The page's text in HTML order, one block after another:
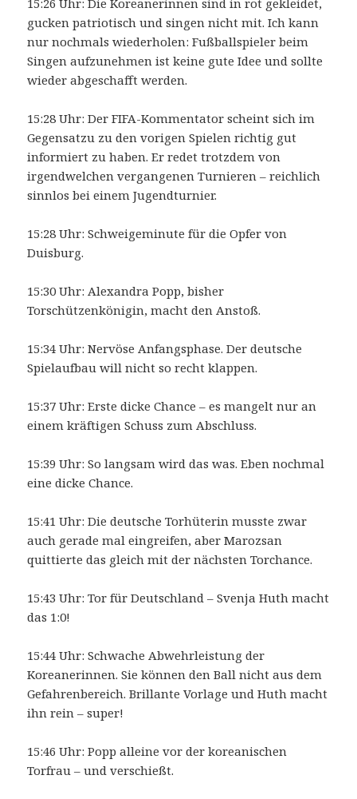
gucken patriotisch und singen nicht mit. Ich kann
nur nochmals wiederholen: Fußballspieler beim
Singen aufzunehmen ist keine gute Idee und sollte
wieder abgeschafft werden.
15:28 Uhr: Der FIFA-Kommentator scheint sich im
Gegensatzu zu den vorigen Spielen richtig gut
informiert zu haben. Er redet trotzdem von
irgendwelchen vergangenen Turnieren – reichlich
sinnlos bei einem Jugendturnier.
15:28 Uhr: Schweigeminute für die Opfer von
Duisburg.
15:30 Uhr: Alexandra Popp, bisher
Torschützenkönigin, macht den Anstoß.
15:34 Uhr: Nervöse Anfangsphase. Der deutsche
Spielaufbau will nicht so recht klappen.
15:37 Uhr: Erste dicke Chance – es mangelt nur an
einem kräftigen Schuss zum Abschluss.
15:39 Uhr: So langsam wird das was. Eben nochmal
eine dicke Chance.
15:41 Uhr: Die deutsche Torhüterin musste zwar
auch gerade mal eingreifen, aber Marozsan
quittierte das gleich mit der nächsten Torchance.
15:43 Uhr: Tor für Deutschland – Svenja Huth macht
das 1:0!
15:44 Uhr: Schwache Abwehrleistung der
Koreanerinnen. Sie können den Ball nicht aus dem
Gefahrenbereich. Brillante Vorlage und Huth macht
ihn rein – super!
15:46 Uhr: Popp alleine vor der koreanischen
Torfrau – und verschießt.